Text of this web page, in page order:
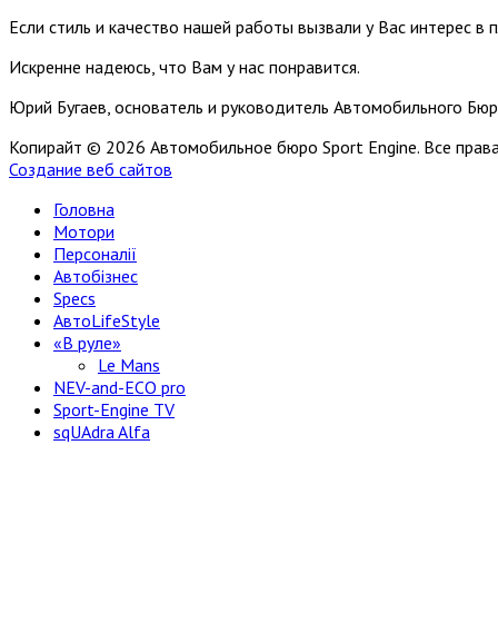
Если стиль и качество нашей работы вызвали у Вас интерес в
Искренне надеюсь, что Вам у нас понравится.
Юрий Бугаев, основатель и руководитель Автомобильного
Копирайт © 2026 Автомобильное бюро Sport Engine. Все
Создание веб сайтов
Головна
Мотори
Персоналії
Автобізнес
Specs
АвтоLifeStyle
«В руле»
Le Mans
NEV-and-ECO pro
Sport-Engine TV
sqUAdra Alfa